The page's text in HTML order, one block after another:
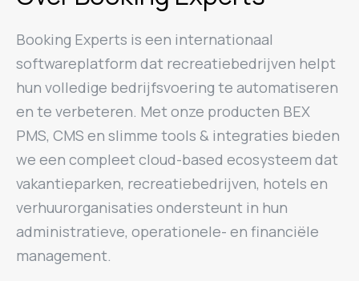
Booking Experts is een internationaal
softwareplatform dat recreatiebedrijven helpt
hun volledige bedrijfsvoering te automatiseren
en te verbeteren. Met onze producten BEX
PMS, CMS en slimme tools & integraties bieden
we een compleet cloud-based ecosysteem dat
vakantieparken, recreatiebedrijven, hotels en
verhuurorganisaties ondersteunt in hun
administratieve, operationele- en financiële
management.